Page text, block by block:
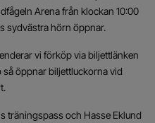
Arena från klockan 10:00
sydvästra hörn öppnar.
vi förköp via biljettlänken
öppnar biljettluckorna vid
träningspass och Hasse Eklund